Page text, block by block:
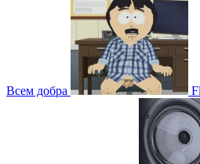
Всем добра